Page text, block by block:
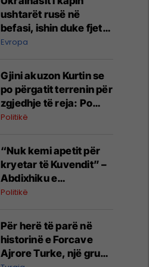
ushtarët rusë në
befasi, ishin duke fjetur
në strehimoret e
Evropa
Gjini akuzon Kurtin se
po përgatit terrenin për
zgjedhje të reja: Po
manipulon opinionin
Politikë
“Nuk kemi apetit për
kryetar të Kuvendit” –
Abdixhiku e
konsideron si figurë
Politikë
Për herë të parë në
historinë e Forcave
Ajrore Turke, një grua